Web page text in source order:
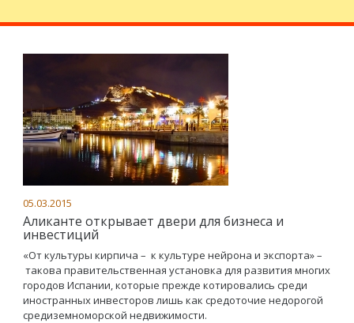
05.03.2015
Аликанте открывает двери для бизнеса и
инвестиций
«От культуры кирпича – к культуре нейрона и экспорта» –
такова правительственная установка для развития многих
городов Испании, которые прежде котировались среди
иностранных инвесторов лишь как средоточие недорогой
средиземноморской недвижимости.